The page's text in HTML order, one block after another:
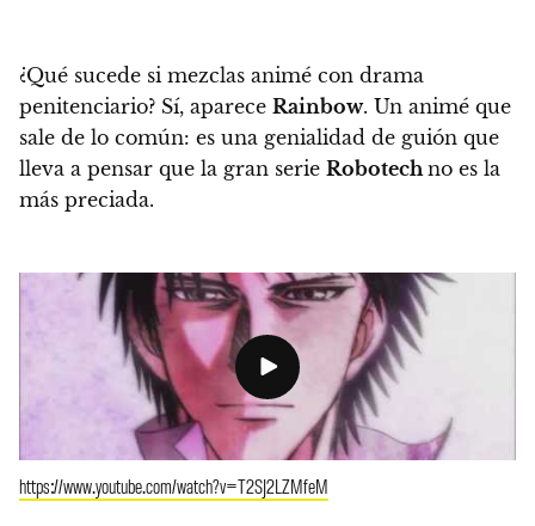
¿Qué sucede si mezclas animé con drama
penitenciario? Sí, aparece Rainbow. Un animé que
sale de lo común: es una genialidad de guión que
lleva a pensar que la gran serie Robotechno es la
más preciada.
https://www.youtube.com/watch?v=T2SJ2LZMfeM